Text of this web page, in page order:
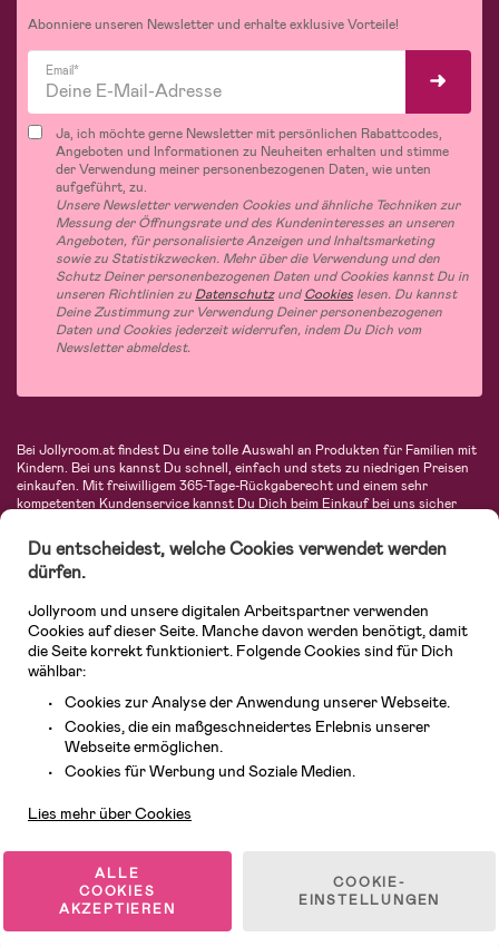
Abonniere unseren Newsletter und erhalte exklusive Vorteile!
Email*
Ja, ich möchte gerne Newsletter mit persönlichen Rabattcodes,
Angeboten und Informationen zu Neuheiten erhalten und stimme
der Verwendung meiner personenbezogenen Daten, wie unten
aufgeführt, zu.
Unsere Newsletter verwenden Cookies und ähnliche Techniken zur
Messung der Öffnungsrate und des Kundeninteresses an unseren
Angeboten, für personalisierte Anzeigen und Inhaltsmarketing
sowie zu Statistikzwecken. Mehr über die Verwendung und den
Schutz Deiner personenbezogenen Daten und Cookies kannst Du in
unseren Richtlinien zu DatenschutzundCookies lesen. Du kannst
Deine Zustimmung zur Verwendung Deiner personenbezogenen
Daten und Cookies jederzeit widerrufen, indem Du Dich vom
Newsletter abmeldest.
Bei Jollyroom.at findest Du eine tolle Auswahl an Produkten für Familien mit
Kindern. Bei uns kannst Du schnell, einfach und stets zu niedrigen Preisen
einkaufen. Mit freiwilligem 365-Tage-Rückgaberecht und einem sehr
kompetenten Kundenservice kannst Du Dich beim Einkauf bei uns sicher
Autositze, Kinder- und Babymode, Produkte für Mütter und eine Menge
fantastischer Einrichtungsgegenstände, Spielsachen, Babyprodukte und
vieles mehr. Wir haben Produkte von bekannten Herstellern wie Britax, Maxi-
Avent, Jack Wolfskin, Cybex, LEGO und vielen mehr. Schau Dich um in
unserem vielfältigen Onlineshop für Kinder & Babys. Willkommen!
© 2026 Jollyroom GmbH. Alle Rechte vorbehalten.
Du entscheidest, welche Cookies verwendet werden
dürfen.
Jollyroom und unsere digitalen Arbeitspartner verwenden
Cookies auf dieser Seite. Manche davon werden benötigt, damit
die Seite korrekt funktioniert. Folgende Cookies sind für Dich
wählbar:
Cookies zur Analyse der Anwendung unserer Webseite.
Cookies, die ein maßgeschneidertes Erlebnis unserer
Webseite ermöglichen.
Cookies für Werbung und Soziale Medien.
Lies mehr über Cookies
ALLE
COOKIES
AKZEPTIEREN
COOKIE-
EINSTELLUNGEN